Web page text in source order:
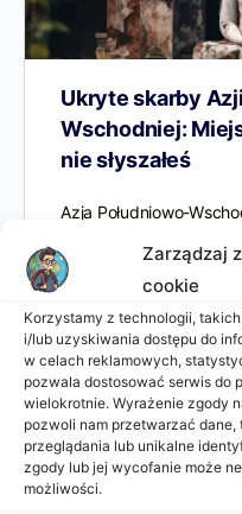
Zarządzaj
cookie
Korzystamy z technologii,
i/lub uzyskiwania dostępu do
w celach reklamowych,
pozwala dostosować serwis do
wielokrotnie. Wyrażenie zgody
pozwoli nam przetwarzać
przeglądania lub unikalne
zgody lub jej wycofanie może
możliwości.
Ukryte skarby
Wschodniej:
nie słyszałeś
Azja Południowo-
Z jej bogatą kulturą,
plażami, tętniącymi
Aneta Sztejter
2025-01-30